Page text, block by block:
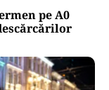
pe A0